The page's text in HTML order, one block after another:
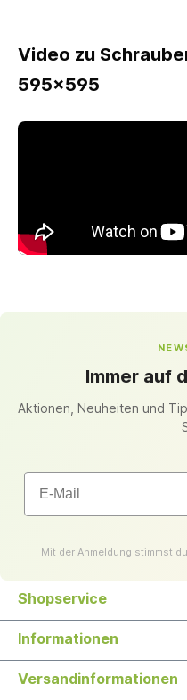
Video zu
595x595
Immer auf
Aktionen, Neuheiten und
Email
Mit der Anmeldung stimmst
Shopservice
Informationen
Versandinformationen